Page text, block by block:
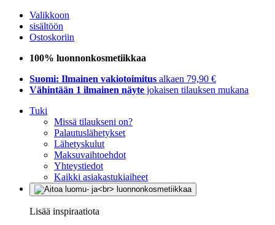
Valikkoon
sisältöön
Ostoskoriin
100% luonnonkosmetiikkaa
Suomi: Ilmainen vakiotoimitus alkaen 79,90 €
Vähintään 1 ilmainen näyte jokaisen tilauksen mukana
Tuki
Missä tilaukseni on?
Palautuslähetykset
Lähetyskulut
Maksuvaihtoehdot
Yhteystiedot
Kaikki asiakastukiaiheet
Lisää inspiraatiota